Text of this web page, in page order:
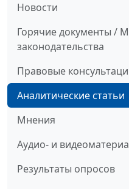
Новости
Горячие документы /
законодательства
Правовые
Аналитические статьи
Мнения
Аудио- и
Результаты опросов